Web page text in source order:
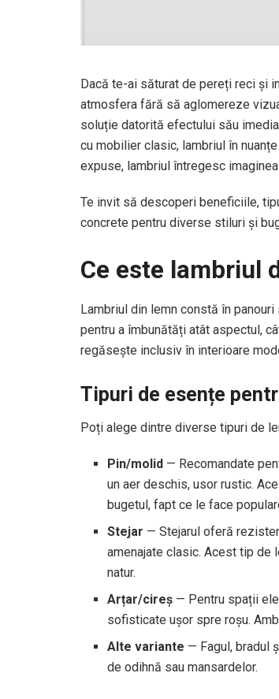
Dacă te-ai săturat de pereți reci și
atmosfera fără să aglomereze
soluție datorită efectului său
cu mobilier clasic, lambriul în
expuse, lambriul întregesc
Te invit să descoperi beneficiile,
concrete pentru diverse stiluri și
Ce este lambriul
Lambriul din lemn constă în
pentru a îmbunătăți atât aspectul,
regăsește inclusiv în interioare
Tipuri de esențe
Poți alege dintre diverse tipuri de
Pin/molid — Recomandate
un aer deschis, usor rustic.
bugetul, fapt ce le face
Stejar — Stejarul oferă
amenajate clasic. Acest tip de
natur.
Arțar/cireș — Pentru spații
sofisticate ușor spre roșu.
Alte variante — Fagul, bradul
de odihnă sau mansardelor.